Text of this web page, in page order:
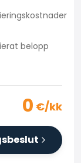
belopp
0 €/kk